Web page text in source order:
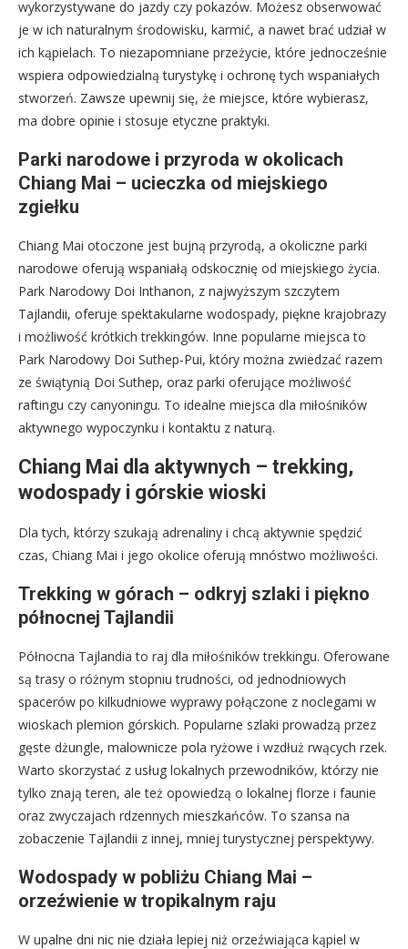
wykorzystywane do jazdy czy pokazów. Możesz obserwować
je w ich naturalnym środowisku, karmić, a nawet brać udział w
ich kąpielach. To niezapomniane przeżycie, które jednocześnie
wspiera odpowiedzialną turystykę i ochronę tych wspaniałych
stworzeń. Zawsze upewnij się, że miejsce, które wybierasz,
ma dobre opinie i stosuje etyczne praktyki.
Parki narodowe i przyroda w okolicach
Chiang Mai – ucieczka od miejskiego
zgiełku
Chiang Mai otoczone jest bujną przyrodą, a okoliczne parki
narodowe oferują wspaniałą odskocznię od miejskiego życia.
Park Narodowy Doi Inthanon, z najwyższym szczytem
Tajlandii, oferuje spektakularne wodospady, piękne krajobrazy
i możliwość krótkich trekkingów. Inne popularne miejsca to
Park Narodowy Doi Suthep-Pui, który można zwiedzać razem
ze świątynią Doi Suthep, oraz parki oferujące możliwość
raftingu czy canyoningu. To idealne miejsca dla miłośników
aktywnego wypoczynku i kontaktu z naturą.
Chiang Mai dla aktywnych – trekking,
wodospady i górskie wioski
Dla tych, którzy szukają adrenaliny i chcą aktywnie spędzić
czas, Chiang Mai i jego okolice oferują mnóstwo możliwości.
Trekking w górach – odkryj szlaki i piękno
północnej Tajlandii
Północna Tajlandia to raj dla miłośników trekkingu. Oferowane
są trasy o różnym stopniu trudności, od jednodniowych
spacerów po kilkudniowe wyprawy połączone z noclegami w
wioskach plemion górskich. Popularne szlaki prowadzą przez
gęste dżungle, malownicze pola ryżowe i wzdłuż rwących rzek.
Warto skorzystać z usług lokalnych przewodników, którzy nie
tylko znają teren, ale też opowiedzą o lokalnej florze i faunie
oraz zwyczajach rdzennych mieszkańców. To szansa na
zobaczenie Tajlandii z innej, mniej turystycznej perspektywy.
Wodospady w pobliżu Chiang Mai –
orzeźwienie w tropikalnym raju
W upalne dni nic nie działa lepiej niż orzeźwiająca kąpiel w